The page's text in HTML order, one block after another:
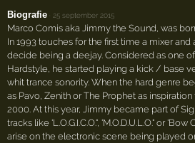
Biografie 25 september 2015
Marco Comis aka Jimmy the Sound, was
In 1993 touches for the first time a mixer and
decide being a deejay. Considered as one
Hardstyle, he started playing a kick / base
whit trance sonority. When the hard genre
as Pavo, Zenith or The Prophet as
2000. At this year, Jimmy became part of
tracks like 'L.O.G.I.C.O.", 'M.O.D.U.L.O." or
arise on the electronic scene being played